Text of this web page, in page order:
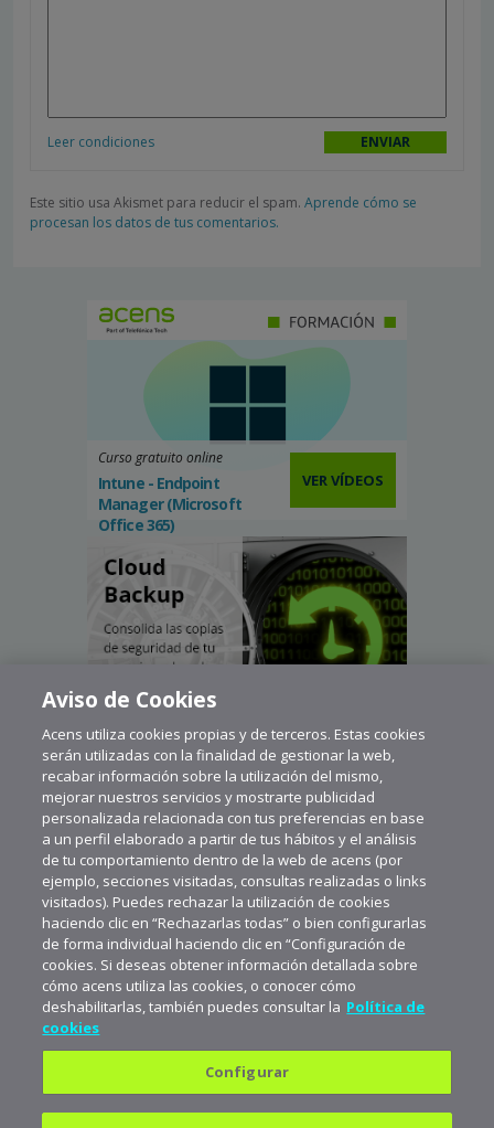
Leer condiciones
Este sitio usa Akismet para reducir el spam. Aprende cómo se
procesan los datos de tus comentarios.
Curso gratuito online
Intune - Endpoint
Manager (Microsoft
Office 365)
VER VÍDEOS
Política de privacidad
Política de cookies
Aviso de Cookies
Acens utiliza cookies propias y de terceros. Estas cookies
serán utilizadas con la finalidad de gestionar la web,
recabar información sobre la utilización del mismo,
mejorar nuestros servicios y mostrarte publicidad
personalizada relacionada con tus preferencias en base
a un perfil elaborado a partir de tus hábitos y el análisis
de tu comportamiento dentro de la web de acens (por
ejemplo, secciones visitadas, consultas realizadas o links
visitados). Puedes rechazar la utilización de cookies
haciendo clic en “Rechazarlas todas” o bien configurarlas
de forma individual haciendo clic en “Configuración de
cookies. Si deseas obtener información detallada sobre
cómo acens utiliza las cookies, o conocer cómo
deshabilitarlas, también puedes consultar la Política de
cookies
Configurar